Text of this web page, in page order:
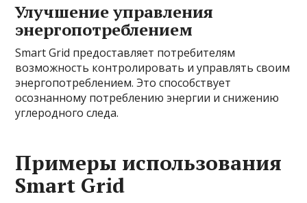
Улучшение управления
энергопотреблением
Smart Grid предоставляет потребителям
возможность контролировать и управлять своим
энергопотреблением. Это способствует
осознанному потреблению энергии и снижению
углеродного следа.
Примеры использования
Smart Grid